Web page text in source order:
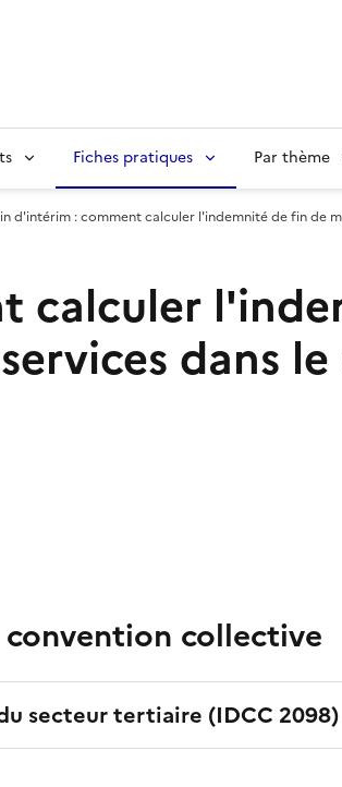
Fiches pratiques Par thème
d'intérim : comment calculer l'indemnité de fin de
calculer
dans
collective
secteur tertiaire (IDCC 2098)